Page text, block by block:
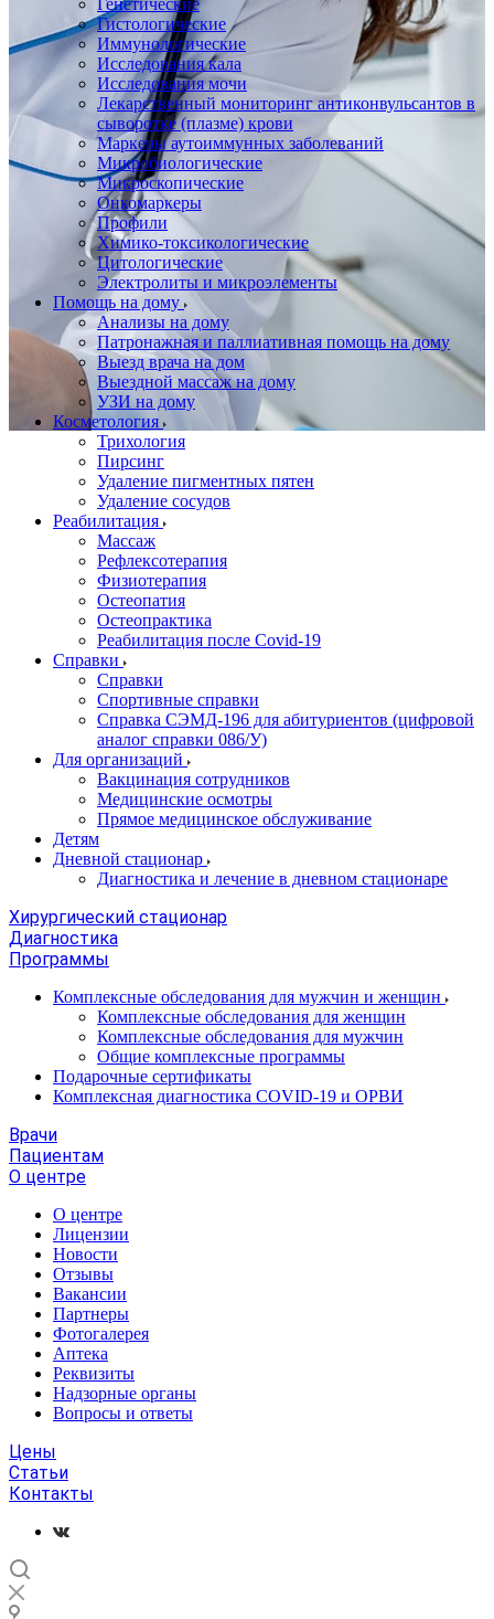
Генетические
Гистологические
Иммунологические
Исследования кала
Исследования мочи
Лекарственный мониторинг антиконвульсантов в
сыворотке (плазме) крови
Маркеры аутоиммунных заболеваний
Микробиологические
Микроскопические
Онкомаркеры
Профили
Химико-токсикологические
Цитологические
Электролиты и микроэлементы
Помощь на дому
Анализы на дому
Патронажная и паллиативная помощь на дому
Выезд врача на дом
Выездной массаж на дому
УЗИ на дому
Косметология
Трихология
Пирсинг
Удаление пигментных пятен
Удаление сосудов
Реабилитация
Массаж
Рефлексотерапия
Физиотерапия
Остеопатия
Остеопрактика
Реабилитация после Covid-19
Справки
Справки
Спортивные справки
Справка СЭМД‑196 для абитуриентов (цифровой
аналог справки 086/У)
Для организаций
Вакцинация сотрудников
Медицинские осмотры
Прямое медицинское обслуживание
Детям
Дневной стационар
Диагностика и лечение в дневном стационаре
Хирургический стационар
Диагностика
Программы
Комплексные обследования для мужчин и женщин
Комплексные обследования для женщин
Комплексные обследования для мужчин
Общие комплексные программы
Подарочные сертификаты
Комплексная диагностика COVID-19 и ОРВИ
Врачи
Пациентам
О центре
О центре
Лицензии
Новости
Отзывы
Вакансии
Партнеры
Фотогалерея
Аптека
Реквизиты
Надзорные органы
Вопросы и ответы
Цены
Статьи
Контакты